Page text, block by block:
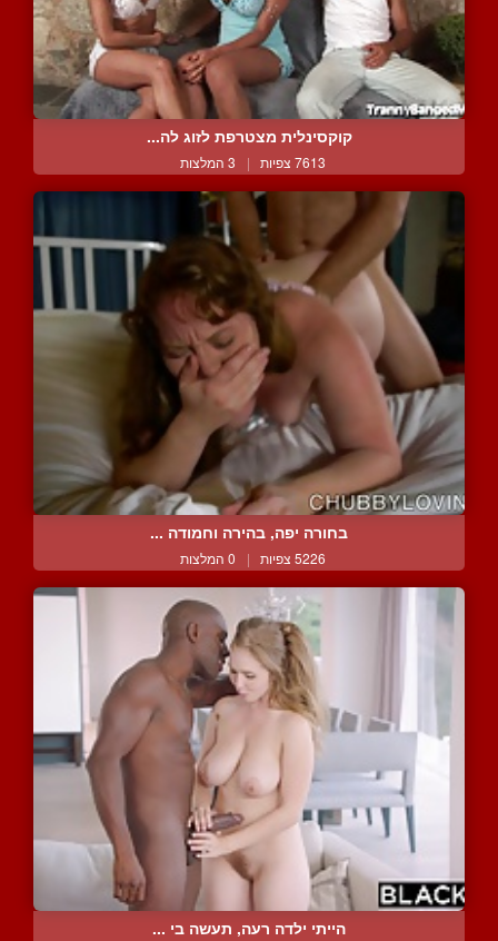
קוקסינלית מצטרפת לזוג לה...
7613 צפיות | 3 המלצות
בחורה יפה, בהירה וחמודה ...
5226 צפיות | 0 המלצות
הייתי ילדה רעה, תעשה בי ...